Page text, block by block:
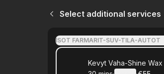
Select additional services
ISOT FARMARIT-SUV-TILA-AUTOT
Book
Kevyt Vaha-Shine Wax